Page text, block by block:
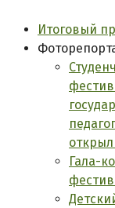
Итоговый
Гала-